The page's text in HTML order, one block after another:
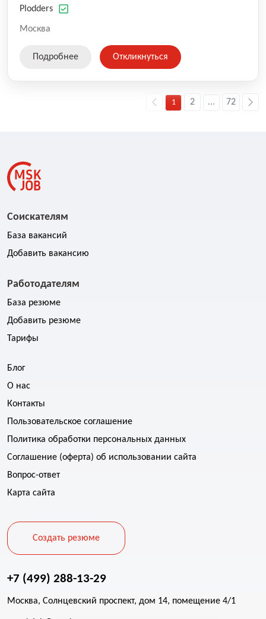
оказываемых услуг.
Plodders
Москва
Подробнее Откликнуться
1 2 ... 72
Соискателям
База вакансий
Добавить вакансию
Работодателям
База резюме
Добавить резюме
Тарифы
Блог
О нас
Контакты
Пользовательское соглашение
Политика обработки персональных данных
Соглашение (оферта) об использовании сайта
Вопрос-ответ
Карта сайта
Создать резюме
+7 (499) 288-13-29
Москва, Солнцевский проспект, дом 14, помещение 4/1